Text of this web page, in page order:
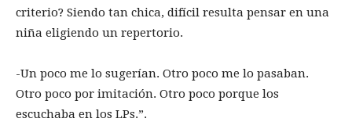
criterio? Siendo tan chica, difícil resulta pensar en una
niña eligiendo un repertorio.
-Un poco me lo sugerían. Otro poco me lo pasaban.
Otro poco por imitación. Otro poco porque los
escuchaba en los LPs.”.